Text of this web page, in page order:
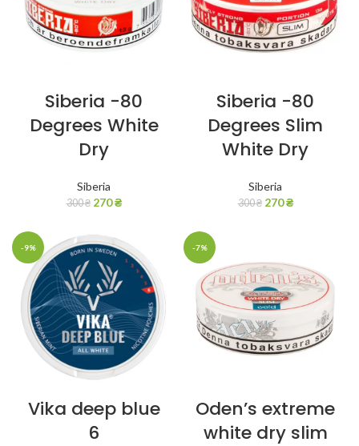
Siberia -80
Degrees White
Dry
Siberia
300₴ 270₴
Siberia -80
Degrees Slim
White Dry
Siberia
300₴ 270₴
-9%
Vika deep blue
6
-7%
Oden’s extreme
white dry slim